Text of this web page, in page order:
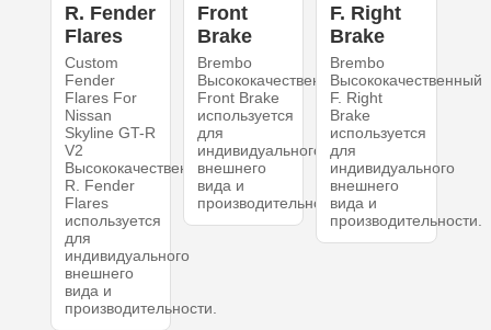
R. Fender
Flares
Custom
Fender
Flares For
Nissan
Skyline GT-R
V2
Высококачественный
R. Fender
Flares
используется
для
индивидуального
внешнего
вида и
производительности.
Front
Brake
Brembo
Высококачественный
Front Brake
используется
для
индивидуального
внешнего
вида и
производительности.
F. Right
Brake
Brembo
Высококачественный
F. Right
Brake
используется
для
индивидуального
внешнего
вида и
производительности.